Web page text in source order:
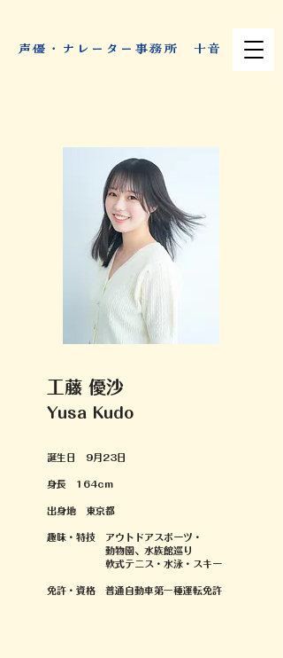
​声優・ナレーター事務所 十音
工藤 優沙
Yusa Kudo
誕生日 9月23日
身長 164cm
出身地 東京都
趣味・特技 アウトドアスポーツ・
動物園、水族館巡り
​ 軟式テニス・水泳・スキー
免許・資格 普通自動車第一種運転免許